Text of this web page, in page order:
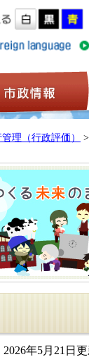
理（行政評価）
年5月21日